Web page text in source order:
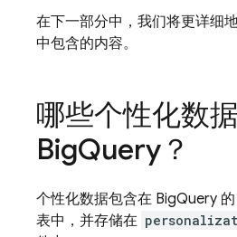
在下一部分中，我们将更详细
中包含的内容。
哪些个性化数
BigQuery ？
个性化数据包含在 BigQuery 的
表中，并存储在